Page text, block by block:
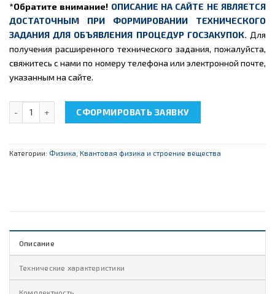
*Обратите внимание! ОПИСАНИЕ НА САЙТЕ НЕ ЯВЛЯЕТСЯ
ДОСТАТОЧНЫМ ПРИ ФОРМИРОВАНИИ ТЕХНИЧЕСКОГО
ЗАДАНИЯ ДЛЯ ОБЪЯВЛЕНИЯ ПРОЦЕДУР ГОСЗАКУПОК. Для
получения расширенного технического задания, пожалуйста,
свяжитесь с нами по номеру телефона или электронной почте,
указанным на сайте.
Количество товара НТЦ-22.01.35 "Полупроводниковые
СФОРМИРОВАТЬ ЗАЯВКУ
Категории: Физика Квантовая физика и строение вещества
Описание
Технические характеристики